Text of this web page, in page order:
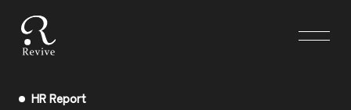
HR Report